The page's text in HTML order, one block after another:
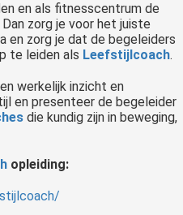
en als fitnesscentrum de
zorg je voor het juiste
en zorg je dat de begeleiders
te leiden als Leefstijlcoach.
werkelijk inzicht en
en presenteer de begeleider
die kundig zijn in beweging,
opleiding: